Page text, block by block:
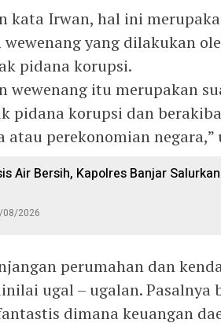
kata Irwan, hal ini
yang dilakukan
pidana korupsi.
wewenang itu merupakan
pidana korupsi dan
atau perekonomian negara,”
Air Bersih, Kapolres Banjar
08/2026
perumahan dan
ugal – ugalan. Pasalnya
dimana keuangan